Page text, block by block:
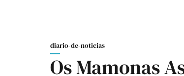
diario-de-noticias
Os Mamonas